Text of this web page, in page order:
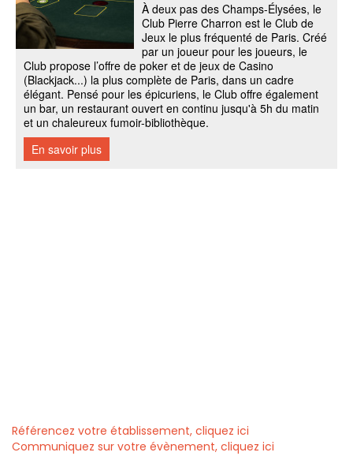
Référencez votre établissement, cliquez ici
Communiquez sur votre évènement, cliquez ici